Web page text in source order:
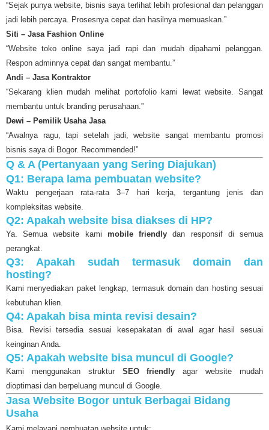
“Sejak punya website, bisnis saya terlihat lebih profesional dan pelanggan
jadi lebih percaya. Prosesnya cepat dan hasilnya memuaskan.”
Siti – Jasa Fashion Online
“Website toko online saya jadi rapi dan mudah dipahami pelanggan.
Respon adminnya cepat dan sangat membantu.”
Andi – Jasa Kontraktor
“Sekarang klien mudah melihat portofolio kami lewat website. Sangat
membantu untuk branding perusahaan.”
Dewi – Pemilik Usaha Jasa
“Awalnya ragu, tapi setelah jadi, website sangat membantu promosi
bisnis saya di Bogor. Recommended!”
Q & A (Pertanyaan yang Sering Diajukan)
Q1: Berapa lama pembuatan website?
Waktu pengerjaan rata-rata 3–7 hari kerja, tergantung jenis dan
kompleksitas website.
Q2: Apakah website bisa diakses di HP?
Ya. Semua website kami mobile friendly dan responsif di semua
perangkat.
Q3: Apakah sudah termasuk domain dan
hosting?
Kami menyediakan paket lengkap, termasuk domain dan hosting sesuai
kebutuhan klien.
Q4: Apakah bisa minta revisi desain?
Bisa. Revisi tersedia sesuai kesepakatan di awal agar hasil sesuai
keinginan Anda.
Q5: Apakah website bisa muncul di Google?
Kami menggunakan struktur SEO friendly agar website mudah
dioptimasi dan berpeluang muncul di Google.
Jasa Website Bogor untuk Berbagai Bidang
Usaha